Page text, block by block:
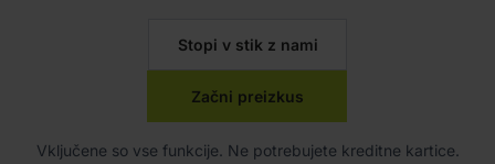
Stopi v stik z nami
Začni preizkus
Vključene so vse funkcije. Ne potrebujete kreditne kartice.